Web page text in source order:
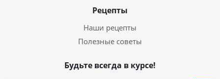
Рецепты
Наши рецепты
Полезные советы
Будьте всегда в курсе!